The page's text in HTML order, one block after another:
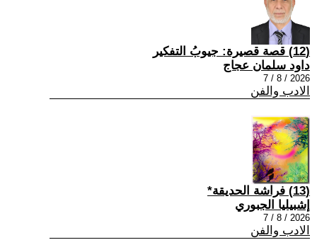
(12) قصة قصيرة: جيوبُ التفكير
داود سلمان عجاج
2026 / 8 / 7
الادب والفن
(13) فراشة الحديقة*
إشبيليا الجبوري
2026 / 8 / 7
الادب والفن